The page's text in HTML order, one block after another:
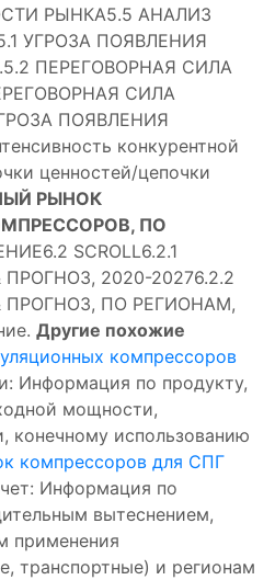
РЫНКА5.5 АНАЛИЗ
УГРОЗА ПОЯВЛЕНИЯ
ПЕРЕГОВОРНАЯ СИЛА
СИЛА
ПОЯВЛЕНИЯ
конкурентной
ценностей/цепочки
РЫНОК
ПО
SCROLL6.2.1
2020-20276.2.2
ПО РЕГИОНАМ,
Другие похожие
компрессоров
Информация по продукту,
мощности,
конечному использованию
компрессоров для СПГ
Информация по
вытеснением,
применения
транспортные) и регионам